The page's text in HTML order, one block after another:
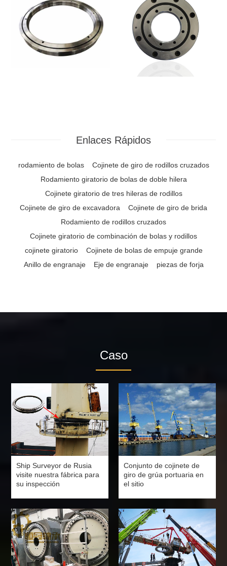
Enlaces Rápidos
rodamiento de bolas
Cojinete de giro de rodillos cruzados
Rodamiento giratorio de bolas de doble hilera
Cojinete giratorio de tres hileras de rodillos
Cojinete de giro de excavadora
Cojinete de giro de brida
Rodamiento de rodillos cruzados
Cojinete giratorio de combinación de bolas y rodillos
cojinete giratorio
Cojinete de bolas de empuje grande
Anillo de engranaje
Eje de engranaje piezas de forja
Caso
Ship Surveyor de Rusia
visite nuestra fábrica para
su inspección
Conjunto de cojinete de
giro de grúa portuaria en
el sitio